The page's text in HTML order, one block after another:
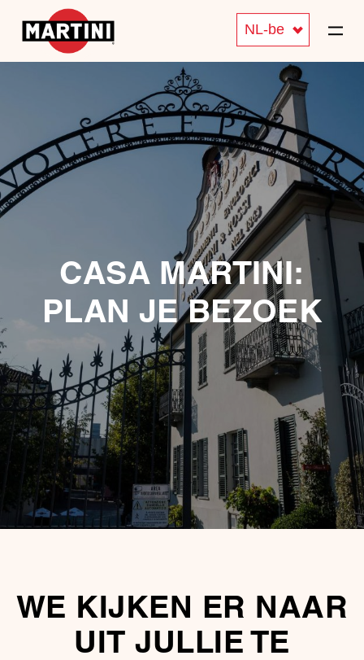
NL-be
CASA MARTINI:
PLAN JE BEZOEK
WE KIJKEN ER NAAR
UIT JULLIE TE